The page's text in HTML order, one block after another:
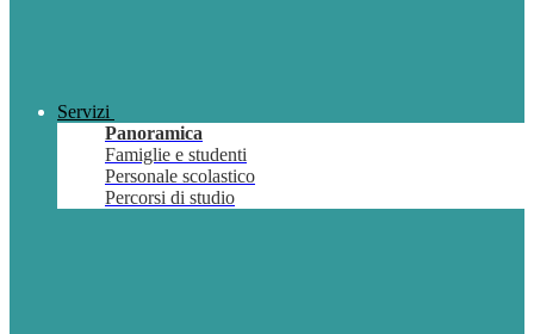
Servizi
Panoramica
Famiglie e studenti
Personale scolastico
Percorsi di studio